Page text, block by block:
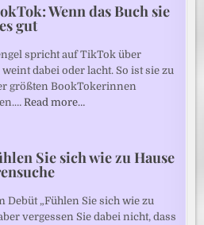
Wenn das Buch sie
gut
spricht auf TikTok über
weint dabei oder lacht. So ist sie zu
größten BookTokerinnen
Read more…
Sie sich wie zu Hause
Debüt „Fühlen Sie sich wie zu
vergessen Sie dabei nicht, dass